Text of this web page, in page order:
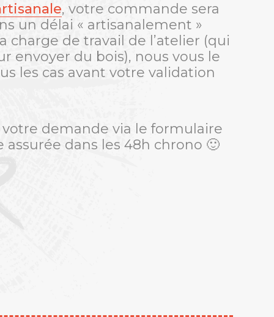
, votre commande sera
un délai « artisanalement »
charge de travail de l’atelier (qui
envoyer du bois), nous vous le
les cas avant votre validation
demande via le formulaire
assurée dans les 48h chrono 🙂